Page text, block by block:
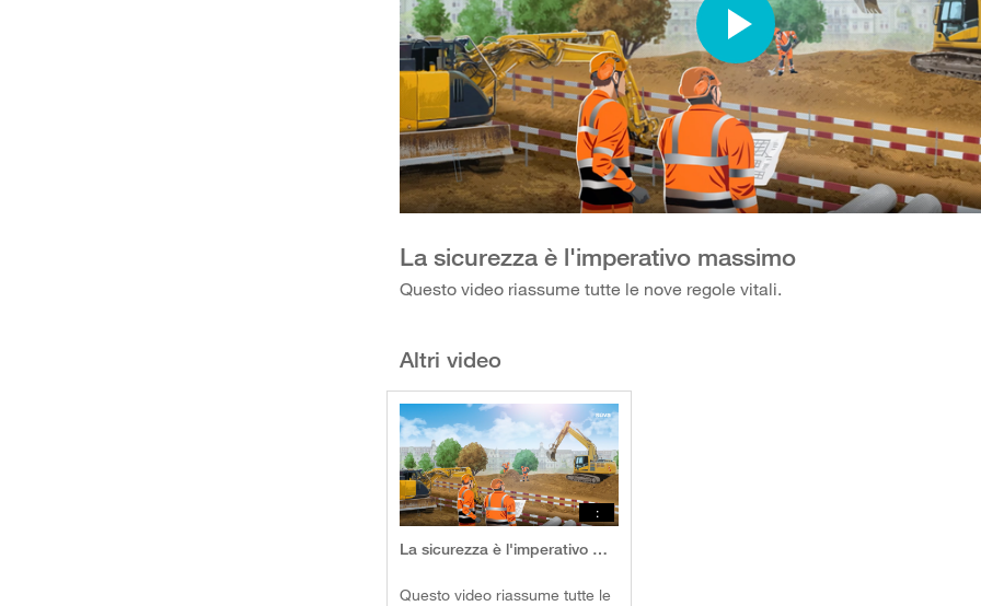
La sicurezza è l'imperativo massimo
Questo video riassume tutte le nove regole vitali.
Altri video
:
La sicurezza è l'imperativo massimo
Questo video riassume tutte le